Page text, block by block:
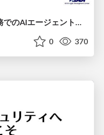
Atlassian Cloudサポート業務でのAIエージェント活用事例
0 370